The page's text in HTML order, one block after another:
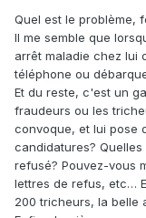
Quel est le problème,
Il me semble que
arrêt maladie chez lui
téléphone ou
Et du reste, c'est un
fraudeurs ou les
convoque, et lui pose
candidatures?
refusé? Pouvez-vous
lettres de refus, etc…
200 tricheurs, la belle